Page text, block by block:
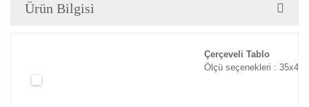
Ürün Bilgisi
Çerçeveli Tablo
Ölçü seçenekleri :